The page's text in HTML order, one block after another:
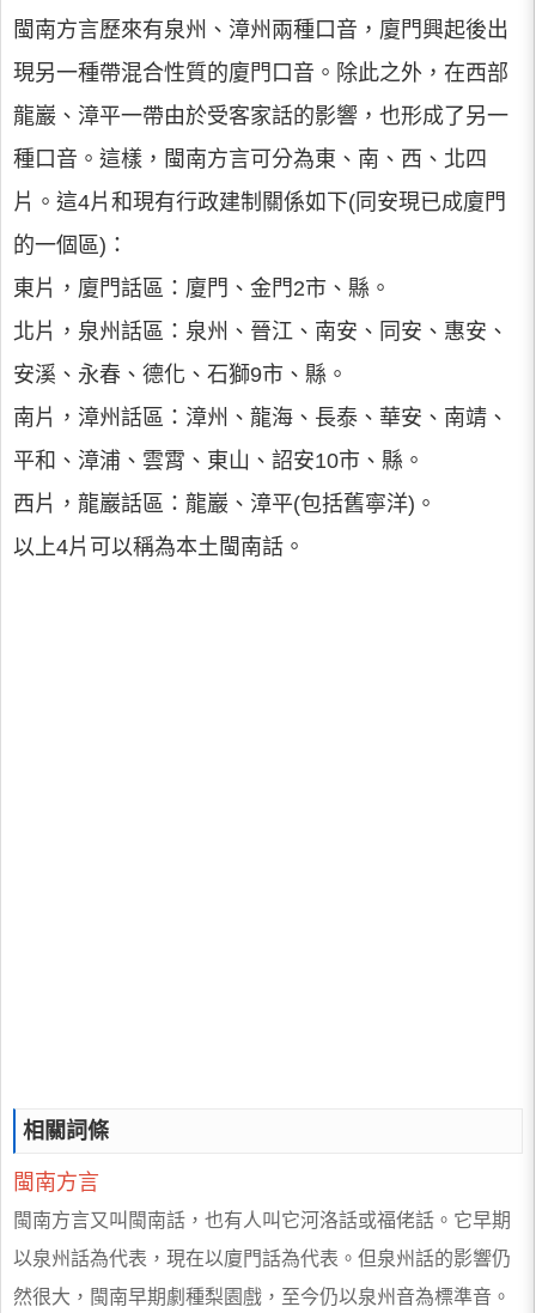
閩南方言歷來有泉州、漳州兩種口音，廈門興起後出
現另一種帶混合性質的廈門口音。除此之外，在西部
龍巖、漳平一帶由於受客家話的影響，也形成了另一
種口音。這樣，閩南方言可分為東、南、西、北四
片。這4片和現有行政建制關係如下(同安現已成廈門
的一個區)：
東片，廈門話區：廈門、金門2市、縣。
北片，泉州話區：泉州、晉江、南安、同安、惠安、
安溪、永春、德化、石獅9市、縣。
南片，漳州話區：漳州、龍海、長泰、華安、南靖、
平和、漳浦、雲霄、東山、詔安10市、縣。
西片，龍巖話區：龍巖、漳平(包括舊寧洋)。
以上4片可以稱為本土閩南話。
相關詞條
閩南方言
閩南方言又叫閩南話，也有人叫它河洛話或福佬話。它早期
以泉州話為代表，現在以廈門話為代表。但泉州話的影響仍
然很大，閩南早期劇種梨園戲，至今仍以泉州音為標準音。